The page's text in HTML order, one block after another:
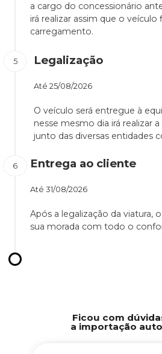
a cargo do concessionário
irá realizar assim que o
carregamento.
Legalização
Até 25/08/2026
O veículo será entregue à
nesse mesmo dia irá realizar
junto das diversas entidades
Entrega ao cliente
Até 31/08/2026
Após a legalização da viatura,
sua morada com todo o
Ficou com
a importação